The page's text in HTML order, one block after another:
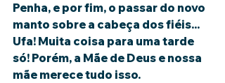
Penha, e por fim, o passar do novo
manto sobre a cabeça dos fiéis...
Ufa! Muita coisa para uma tarde
só! Porém, a Mãe de Deus e nossa
mãe merece tudo isso.